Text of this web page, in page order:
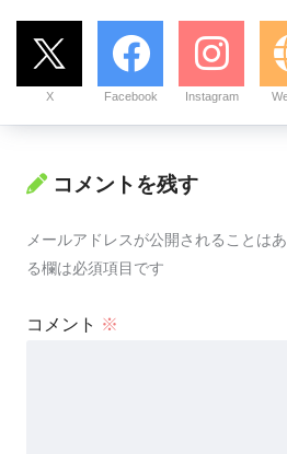
X Facebook Instagram
コメントを残す
メールアドレスが公開されることはあ
る欄は必須項目です
コメント ※